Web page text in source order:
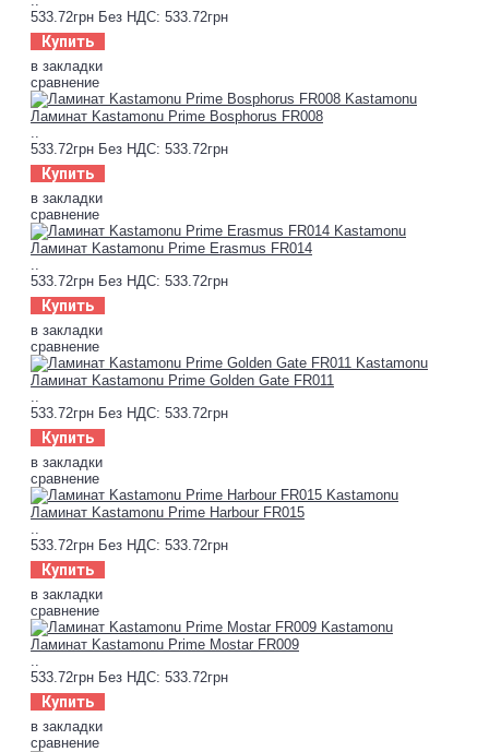
533.72грн Без НДС: 533.72грн
Купить
в закладки
сравнение
Ламинат Kastamonu Prime Bosphorus FR008
533.72грн Без НДС: 533.72грн
Купить
в закладки
сравнение
Ламинат Kastamonu Prime Erasmus FR014
533.72грн Без НДС: 533.72грн
Купить
в закладки
сравнение
Ламинат Kastamonu Prime Golden Gate FR011
533.72грн Без НДС: 533.72грн
Купить
в закладки
сравнение
Ламинат Kastamonu Prime Harbour FR015
533.72грн Без НДС: 533.72грн
Купить
в закладки
сравнение
Ламинат Kastamonu Prime Mostar FR009
533.72грн Без НДС: 533.72грн
Купить
в закладки
сравнение